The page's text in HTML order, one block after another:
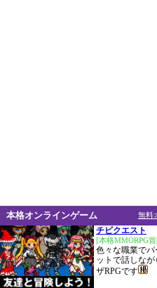
無料
本格オンラインゲーム
チビクエスト
[本格MMORPG
色々な職業で
ットで話しな
ザRPGです